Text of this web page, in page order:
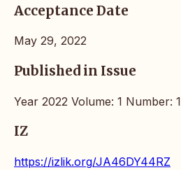
Acceptance Date
May 29, 2022
Published in Issue
Year 2022 Volume: 1 Number: 1
IZ
https://izlik.org/JA46DY44RZ